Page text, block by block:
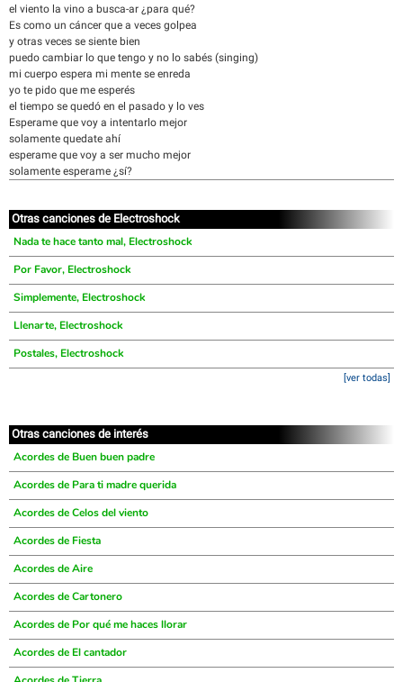
el viento la vino a busca-ar ¿para qué?
Es como un cáncer que a veces golpea
y otras veces se siente bien
puedo cambiar lo que tengo y no lo sabés (singing)
mi cuerpo espera mi mente se enreda
yo te pido que me esperés
el tiempo se quedó en el pasado y lo ves
Esperame que voy a intentarlo mejor
solamente quedate ahí
esperame que voy a ser mucho mejor
solamente esperame ¿sí?
Otras canciones de Electroshock
Nada te hace tanto mal, Electroshock
Por Favor, Electroshock
Simplemente, Electroshock
Llenarte, Electroshock
Postales, Electroshock
[ver todas]
Otras canciones de interés
Acordes de Buen buen padre
Acordes de Para ti madre querida
Acordes de Celos del viento
Acordes de Fiesta
Acordes de Aire
Acordes de Cartonero
Acordes de Por qué me haces llorar
Acordes de El cantador